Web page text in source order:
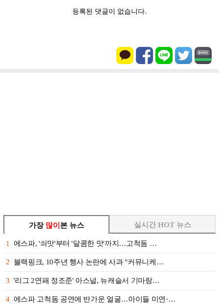
가장 많이 본 뉴스
1 에스파, '쇠맛'부터 '달콤한 맛'까지…고척돔 …
2 블랙핑크, 10주년 행사 논란에 사과 "커뮤니케…
3 '리그 2연패 정조준' 아스널, 뉴캐슬서 기마랑…
4 에스파 고척돔 공연에 반가운 얼굴…아이들 미연·…
실시간 HOT 뉴스